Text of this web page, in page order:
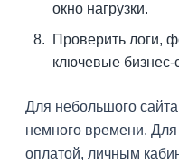
окно нагрузки.
Проверить логи,
ключевые бизнес-
Для небольшого
немного времени. Для
оплатой, личным